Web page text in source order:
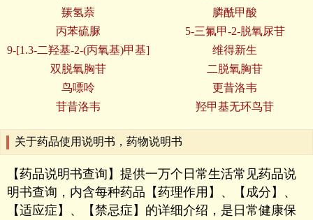
羰氢萘
膦酰甲酸
丙苯硫脲
5-三氟甲-2-脱氧尿苷
9-[1.3-二羟基-2-(丙氧基)甲基]
维得新生
双脱氧胸苷
二脱氧胸苷
鸟嘌呤
更昔洛韦
苷昔洛韦
羟甲基无环鸟苷
关于药品使用说明书，药物说明书
【药品说明书查询】提供一万个日常生活常见药品说
明书查询，内含每种药品【药理作用】、【成分】、
【适应症】、【禁忌症】的详细介绍，是日常健康保